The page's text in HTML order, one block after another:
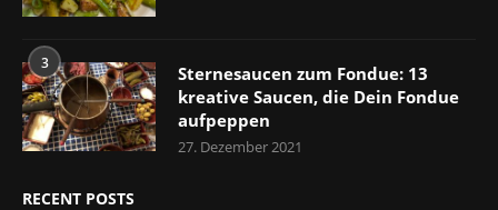
3
Sternesaucen zum Fondue: 13
kreative Saucen, die Dein Fondue
aufpeppen
27. Dezember 2021
RECENT POSTS